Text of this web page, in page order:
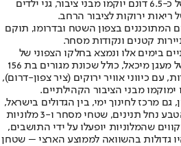
ו-4 מלוניות. כמו כן, על שטח של כ-6.5 דונם יוקמו מבני ציבור, גני ילדים
המתוכננים בצפון השטח ובדרומו, תוקם
קטנים ונקודות מסחר.
בימים אלו ונמצא בחלקו הצפוני של
השטח, סמוך לבריכות הדגים של מעגן מיכאל, כולל שכונת מגורים בת 156
עם כיווני אוויר ירוקים (ציר צפון-דרום),
מבני הציבור הקהילתיים.
גם מרכז לחינוך ימי, בין הגדולים בישראל,
מרכז מבקרים סמוך לשמורת הטבע נחל תנינים, שטחי מסחר ו-3 מלוניות
מקווים שהמלוניות יופעלו על ידי התושבים,
גדולות בהשוואה לממוצע הארצי – שטחן